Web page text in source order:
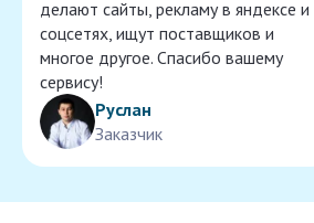
делают сайты, рекламу в яндексе и
соцсетях, ищут поставщиков и
многое другое. Спасибо вашему
сервису!
Руслан
Заказчик